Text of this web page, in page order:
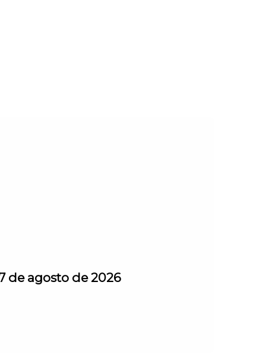
de agosto de 2026